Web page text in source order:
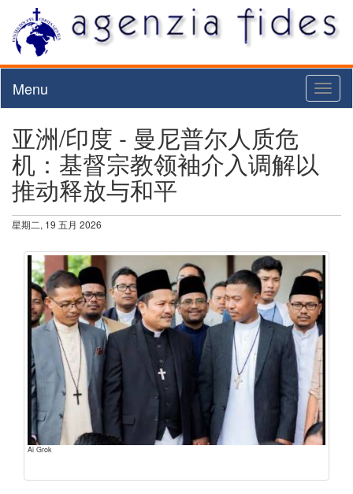
Menu
亚洲/印度 - 曼尼普尔人质危
机：基督宗教领袖介入调解以
推动释放与和平
星期二, 19 五月 2026
Ai Grok